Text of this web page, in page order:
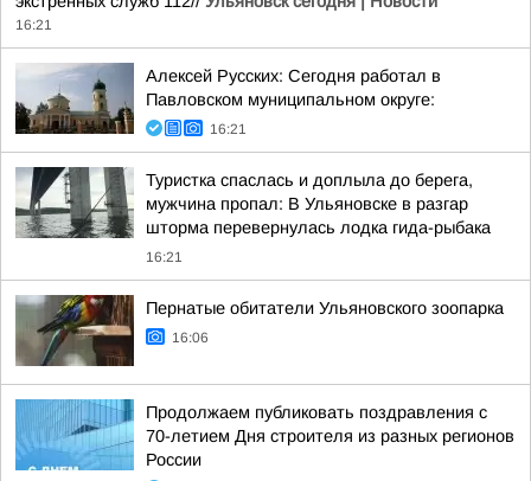
16:21
Алексей Русских: Сегодня работал в
Павловском муниципальном округе:
16:21
Туристка спаслась и доплыла до берега,
мужчина пропал: В Ульяновске в разгар
шторма перевернулась лодка гида-рыбака
16:21
Пернатые обитатели Ульяновского зоопарка
16:06
Продолжаем публиковать поздравления с
70-летием Дня строителя из разных регионов
России